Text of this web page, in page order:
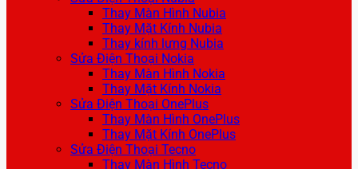
Thay Màn Hình Nubia
Thay Mặt Kính Nubia
Thay kính lưng Nubia
Sửa Điện Thoại Nokia
Thay Màn Hình Nokia
Thay Mặt Kính Nokia
Sửa Điện Thoại OnePlus
Thay Màn Hình OnePlus
Thay Mặt Kính OnePlus
Sửa Điện Thoại Tecno
Thay Màn Hình Tecno